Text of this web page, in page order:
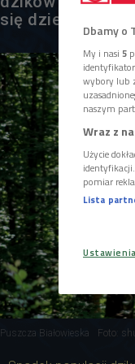
się dzieje.
Puszcza Białowieska Foto:
Dbamy o
My i nasi 5
wybory lub
naszym
Wraz z
Użycie
pomiar
Lista